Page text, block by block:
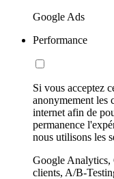
Google Ads
Performance
Si vous acceptez
anonymement les
internet afin de
permanence
nous utilisons les
Google
clients, A/B-